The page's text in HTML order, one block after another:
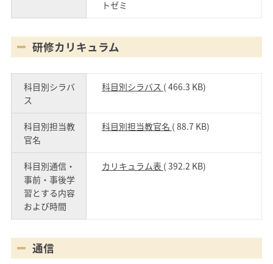
トゼミ
研修カリキュラム
科目別シラバ
ス
科目別シラバス ( 466.3 KB)
科目別担当教
官名
科目別担当教官名 ( 88.7 KB)
科目別通信・
事前・事後学
習とする内容
および時間
カリキュラム表 ( 392.2 KB)
通信